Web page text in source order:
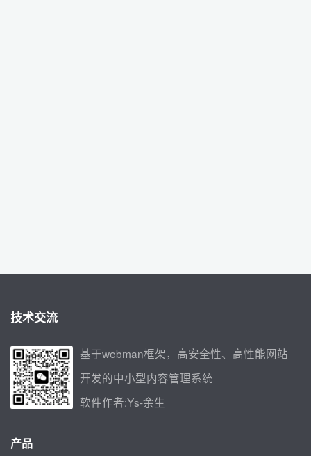
技术交流
基于webman框架，高安全性、高性能网站
开发的中小型内容管理系统
软件作者:Ys-余生
产品